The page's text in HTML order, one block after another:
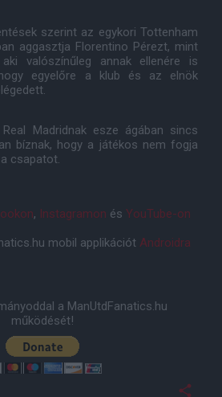
szerint az egykori Tottenham
aggasztja Florentino Pérezt, mint
valószínűleg annak ellenére is
egyelőre a klub és az elnök
Madridnak esze ágában sincs
bíznak, hogy a játékos nem fogja
csapatot.
, Instagramon és YouTube-on
mobil applikációt Androidra
a ManUtdFanatics.hu
működését!